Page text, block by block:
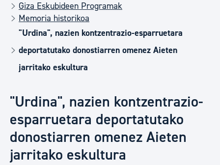
Giza Eskubideen Programak
Memoria historikoa
"Urdina", nazien kontzentrazio-esparruetara
deportatutako donostiarren omenez Aieten
jarritako eskultura
"Urdina", nazien kontzentrazio-
esparruetara deportatutako
donostiarren omenez Aieten
jarritako eskultura